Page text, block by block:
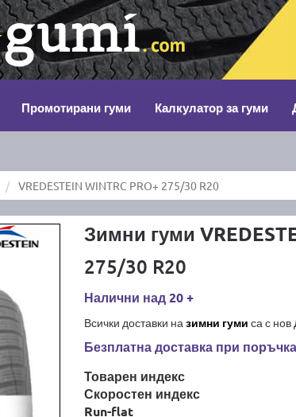
Промотирани гуми Калкулатор за гуми
VREDESTEIN WINTRC PRO+ 275/30 R20
Зимни гуми
275/30 R20
Налични над 20 +
Всички доставки на зимни гуми са с
Безплатна доставка при
Товарен индекс
Скоростен индекс
Run-flat